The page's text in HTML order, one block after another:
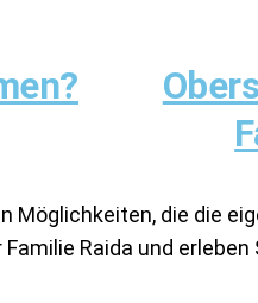
Möglichkeiten, die die
Raida und